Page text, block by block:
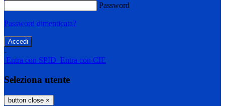
Password
Password dimenticata?
-
Entra con SPID Entra con CIE
Seleziona utente
button close ×